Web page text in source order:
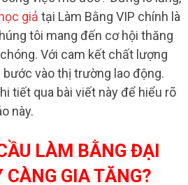
giả tại Làm Bằng VIP chính là
tôi mang đến cơ hội thăng
Với cam kết chất lượng
vào thị trường lao động.
tiết qua bài viết này để hiểu rõ
này.
LÀM BẰNG ĐẠI
CÀNG GIA TĂNG?